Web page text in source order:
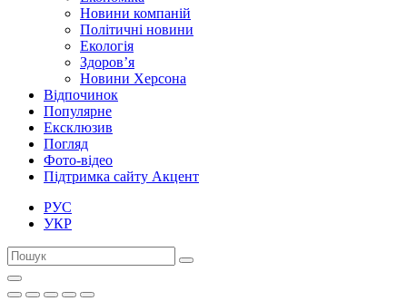
Новини компаній
Політичні новини
Екологія
Здоров’я
Новини Херсона
Відпочинок
Популярне
Ексклюзив
Погляд
Фото-відео
Підтримка сайту Акцент
РУС
УКР